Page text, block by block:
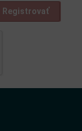
Registrovať